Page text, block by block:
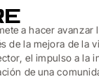
a hacer avanzar
de la mejora de la
el impulso a la
de una